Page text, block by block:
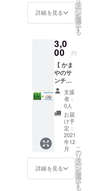
大震災によ
る津波被害
となり、被
災し様変わ
りした飯岡
のために何
かできない
か、と思い
移住を決
波住民から
市民となり
ました。
旭愛がこう
に参加
してい
後はお
茶会な
どで参
加の皆
様と交
流して
いただ
く体験
です。
悲しい
こと
に、放
置され
たゴミ
や流れ
てくる
ゴミを
『旭』1
冊＋大
松農場
の玉子
けする
コース
です。
自然循
環にこ
だわっ
た養鶏
と農業
を営む
大松農
場のこ
だわり
玉子で
す。
「え
さ」か
らこだ
詳細を見る
タ
ー
ン
を
選
択
す
る
3,0
00 円
【 かま
やのサ
ンチュ
摘み＆
写真
集 ″忘
れられ
た被災
『旭』
集 "忘れ
られた
被災地”
『旭』1
冊＋か
支援
者：
0人
お届
け予
定：
2021
年12
月
詳細を見る
こ
の
リ
タ
ー
ン
を
選
択
す
る